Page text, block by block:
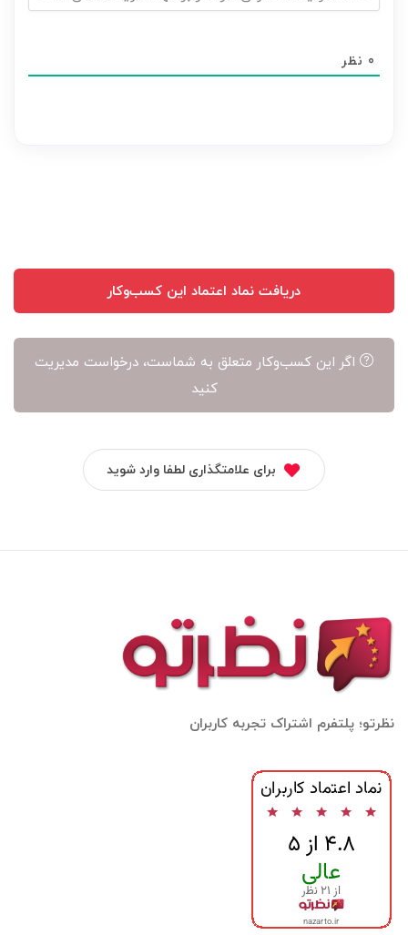
هر
0 نظر
دریافت نماد اعتماد این کسب‌وکار
اگر این کسب‌وکار متعلق به شماست، درخواست مدیریت
کنید
برای علامتگذاری لطفا وارد شوید
نظرتو؛ پلتفرم اشتراک تجربه کاربران